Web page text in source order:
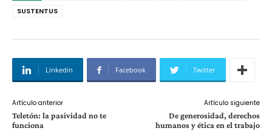
SUSTENTUS
Linkedin Facebook Twitter
Artículo anterior
Teletón: la pasividad no te
funciona
Artículo siguiente
De generosidad, derechos
humanos y ética en el trabajo